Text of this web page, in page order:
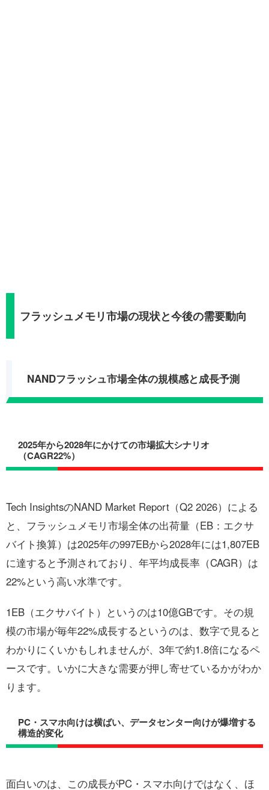
フラッシュメモリ市場の現状と今後の需要動向
NANDフラッシュ市場全体の規模感と成長予測
2025年から2028年にかけての市場拡大シナリオ
（CAGR22%）
Tech InsightsのNAND Market Report（Q2 2026）による
と、フラッシュメモリ市場全体の出荷量（EB：エクサ
バイト換算）は2025年の997EBから2028年には1,807EB
に達すると予測されており、年平均成長率（CAGR）は
22%という高い水準です。
1EB（エクサバイト）というのは10億GBです。その規
模の市場が毎年22%成長するというのは、数字で見ると
わかりにくいかもしれませんが、3年で約1.8倍になるペ
ースです。いかに大きな需要が押し寄せているかがわか
ります。
PC・スマホ向けは横ばい、データセンター向けが爆増する
構造的変化
面白いのは、この成長がPC・スマホ向けではなく、ほ